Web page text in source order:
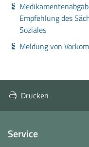
Empfehlung des
Soziales
Meldung von
Drucken
Service